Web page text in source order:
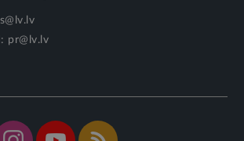
pr@lv.lv